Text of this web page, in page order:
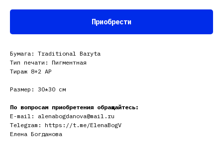
Приобрести
Бумага: Traditional Baryta
Тип печати: Пигментная
Тираж 8+2 АР
Размер: 30*30 см
По вопросам приобретения обращайтесь:
E-mail: alenabogdanova@mail.ru
Telegram: https://t.me/ElenaBogV
Елена Богданова